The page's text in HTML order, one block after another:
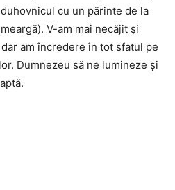
cu un părinte de la
V-am mai necăjit și
am încredere în tot sfatul pe
Dumnezeu să ne lumineze și